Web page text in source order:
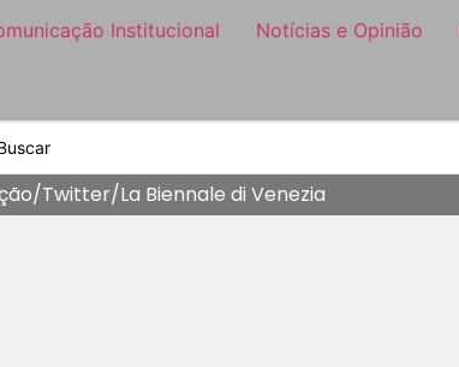
Institucional Notícias e Opinião
Twitter/La Biennale di Venezia